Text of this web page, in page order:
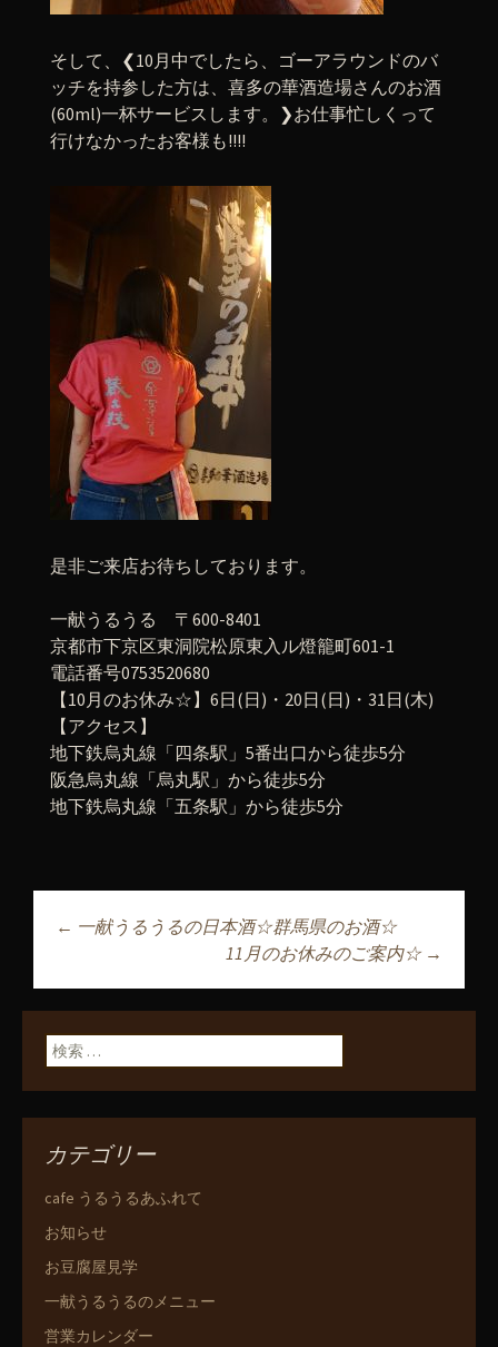
そして、❮10月中でしたら、ゴーアラウンドのバ
ッチを持参した方は、喜多の華酒造場さんのお酒
(60ml)一杯サービスします。❯お仕事忙しくって
行けなかったお客様も!!!!
是非ご来店お待ちしております。
一献うるうる 〒600-8401
京都市下京区東洞院松原東入ル燈籠町601-1
電話番号0753520680
【10月のお休み☆】6日(日)・20日(日)・31日(木)
【アクセス】
地下鉄烏丸線「四条駅」5番出口から徒歩5分
阪急烏丸線「烏丸駅」から徒歩5分
地下鉄烏丸線「五条駅」から徒歩5分
投稿ナビゲーショ
ン
← 一献うるうるの日本酒☆群馬県のお酒☆
11月のお休みのご案内☆ →
検索:
カテゴリー
cafe うるうるあふれて
お知らせ
お豆腐屋見学
一献うるうるのメニュー
営業カレンダー